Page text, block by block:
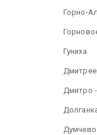
Горно-
Гуниха
Дмитро
Думчево